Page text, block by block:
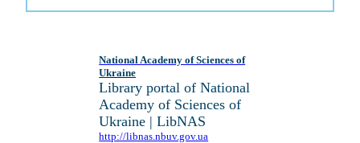
National Academy of Sciences of
Ukraine
Library portal of National
Academy of Sciences of
Ukraine | LibNAS
http://libnas.nbuv.gov.ua